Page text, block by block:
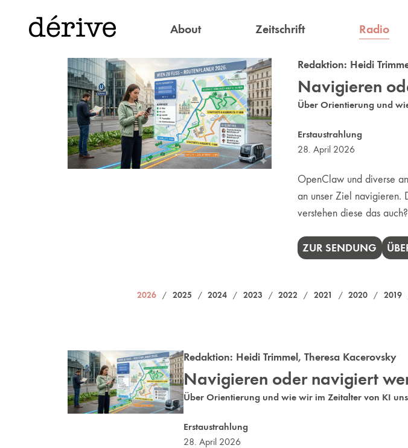
About Zeitschrift Radio
Redaktion: Heidi
Navigieren
Über Orientierung und
Erstaustrahlung
28. April 2026
OpenClaw und diverse
an unser Ziel navigieren.
verstehen diese das auch?
ZUR SENDUNG
2026 / 2025 / 2024 / 2023 / 2022 / 2021 / 2020 / 2019
Redaktion: Heidi Trimmel, Theresa Kacerovsky
Navigieren oder navigiert
Über Orientierung und wie wir im Zeitalter von KI
Erstaustrahlung
28. April 2026